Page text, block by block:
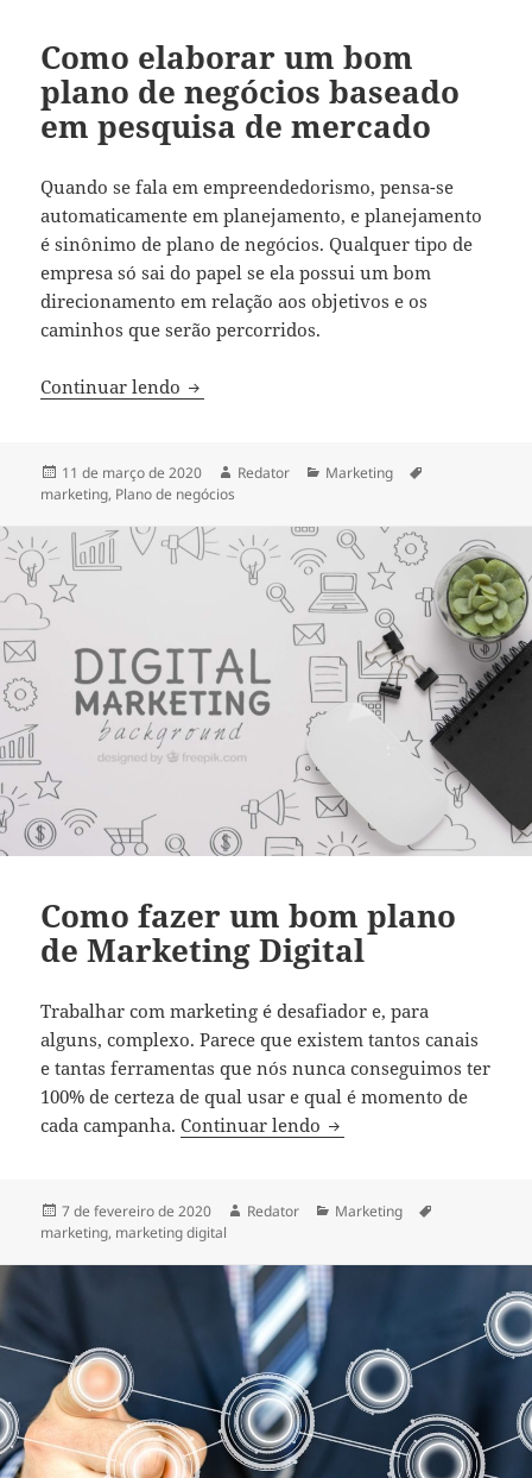
Como elaborar um bom
plano de negócios baseado
em pesquisa de mercado
Quando se fala em empreendedorismo, pensa-se
automaticamente em planejamento, e planejamento
é sinônimo de plano de negócios. Qualquer tipo de
empresa só sai do papel se ela possui um bom
direcionamento em relação aos objetivos e os
caminhos que serão percorridos.
Continuar lendo Como elaborar um bom plano de
Publicado
em
11 de março de 2020 Autor
Redator Categorias
Marketing
marketing, Plano de negócios
Como fazer um bom plano
de Marketing Digital
Trabalhar com marketing é desafiador e, para
alguns, complexo. Parece que existem tantos canais
e tantas ferramentas que nós nunca conseguimos ter
100% de certeza de qual usar e qual é momento de
cada campanha. Continuar lendo Como fazer um bom
Publicado
em
7 de fevereiro de 2020 Autor
Redator Categorias
Marketing
marketing, marketing digital